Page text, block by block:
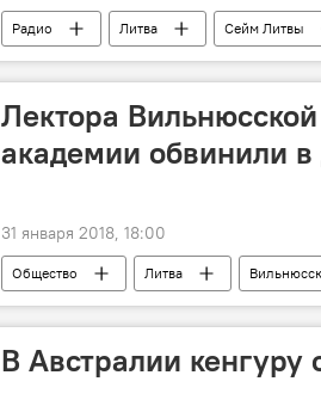
Радио Литва Сейм Литвы
миграционный кризис
Лектора
академии обвинили в
31 января 2018, 18:00
Общество Литва
В Австралии кенгуру